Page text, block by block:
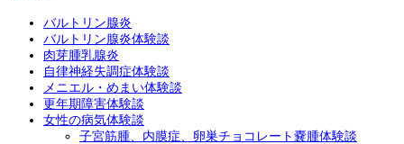
バルトリン腺炎
バルトリン腺炎体験談
肉芽腫乳腺炎
自律神経失調症体験談
メニエル・めまい体験談
更年期障害体験談
女性の病気体験談
子宮筋腫、内膜症、卵巣チョコレート嚢腫体験談